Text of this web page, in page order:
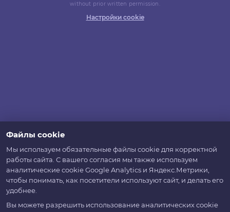
without prior written permission.
Настройки cookie
Файлы cookie
Мы используем обязательные файлы cookie для корректной
работы сайта. С вашего согласия мы также используем
аналитические cookie Google Analytics и Яндекс.Метрики,
чтобы понимать, как посетители используют сайт, и делать его
удобнее.
Вы можете разрешить использование аналитических cookie